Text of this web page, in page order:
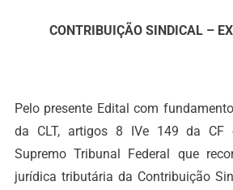
CONTRIBUIÇÃO SINDICAL –
Pelo presente Edital com
da CLT, artigos 8 IVe 149 da CF
Supremo Tribunal Federal que
jurídica tributária da Contribuição